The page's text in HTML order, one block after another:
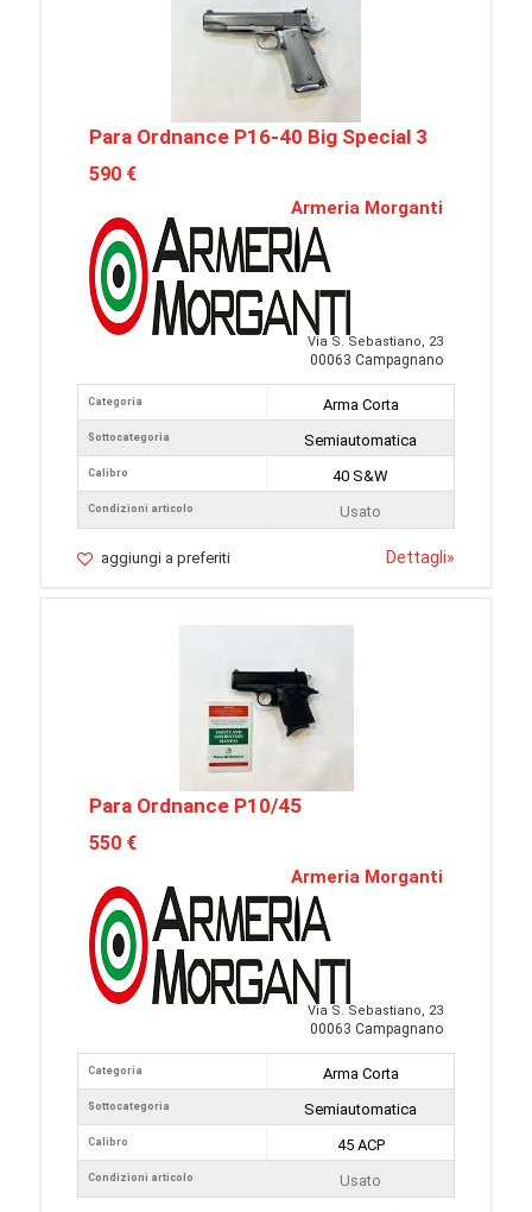
Para Ordnance P16-40 Big Special 3
590 €
Armeria Morganti
Via S. Sebastiano, 23
00063 Campagnano
Categoria
Sottocategoria
Calibro
Condizioni articolo
Arma Corta
Semiautomatica
40 S&W
Usato
aggiungi a preferiti Dettagli»
Para Ordnance P10/45
550 €
Armeria Morganti
Via S. Sebastiano, 23
00063 Campagnano
Categoria
Sottocategoria
Calibro
Condizioni articolo
Arma Corta
Semiautomatica
45 ACP
Usato